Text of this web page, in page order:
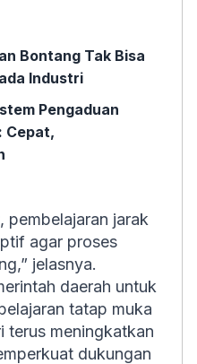
Bontang Tak Bisa
Industri
Pengaduan
Cepat,
pembelajaran jarak
agar proses
jelasnya.
daerah untuk
tatap muka
terus meningkatkan
dukungan